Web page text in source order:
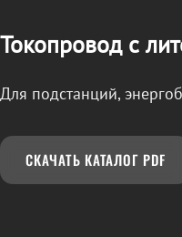
Токопровод с
Для подстанций,
СКАЧАТЬ КАТАЛОГ PDF